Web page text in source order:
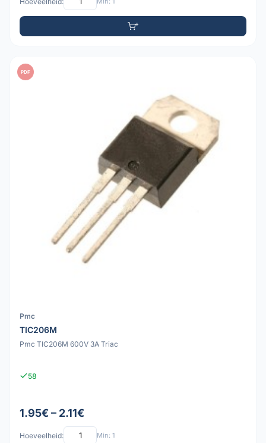
PDF
Pmc
TIC206M
Pmc TIC206M 600V 3A Triac
58
1.95€ – 2.11€
Hoeveelheid: Min: 1